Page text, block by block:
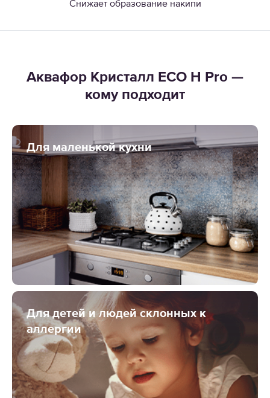
Снижает образование накипи
Аквафор Кристалл ECO H Pro —
кому подходит
Для маленькой кухни
Для детей и людей склонных к
аллергии